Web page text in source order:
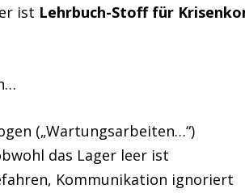
ist Lehrbuch-Stoff für
(„Wartungsarbeiten…“)
das Lager leer ist
Kommunikation ignoriert